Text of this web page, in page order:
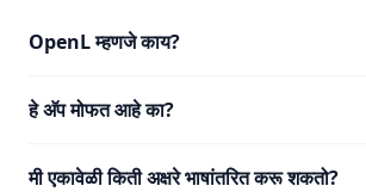
OpenL म्हणजे काय?
हे अ‍ॅप मोफत आहे का?
मी एकावेळी किती अक्षरे भाषांतरित करू शकतो?